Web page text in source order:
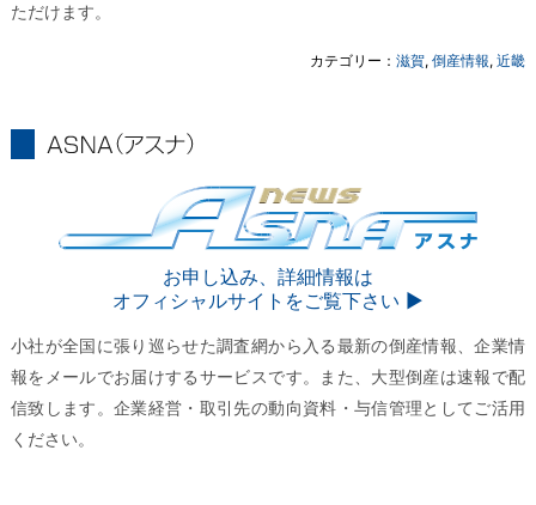
ただけます。
カテゴリー：滋賀,倒産情報,近畿
お申し込み、詳細情報は
オフィシャルサイトをご覧下さい ▶︎
小社が全国に張り巡らせた調査網から入る最新の倒産情報、企業情
報をメールでお届けするサービスです。また、大型倒産は速報で配
信致します。企業経営・取引先の動向資料・与信管理としてご活用
ください。